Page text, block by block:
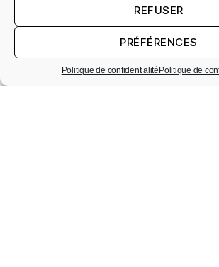
REFUSER
PRÉFÉRENCES
Politique de confidentialité Politique de